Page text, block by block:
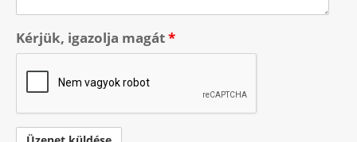
Kérjük, igazolja magát*